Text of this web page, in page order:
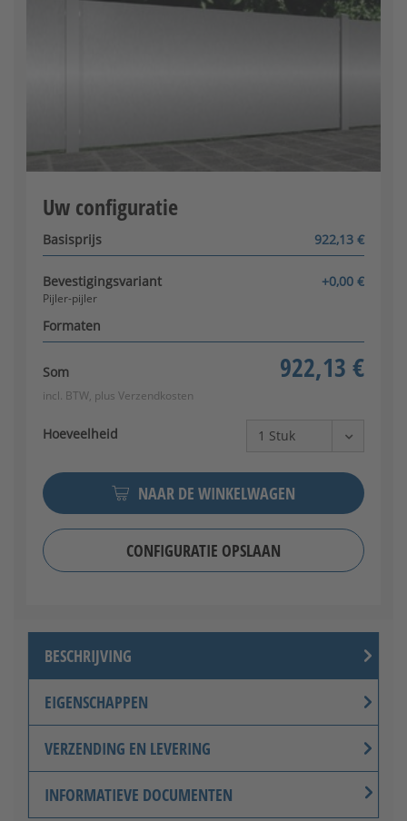
Lengte afscheidingspaneel:
mm
Uw configuratie
Basisprijs 922,13 €
Bevestigingsvariant +0,00 €
Pijler-pijler
Formaten
Som 922,13 €
incl. BTW, plus Verzendkosten
Hoeveelheid
NAAR DE WINKELWAGEN
CONFIGURATIE OPSLAAN
Configurator wordt geladen
BESCHRIJVING
EIGENSCHAPPEN
VERZENDING EN LEVERING
INFORMATIEVE DOCUMENTEN